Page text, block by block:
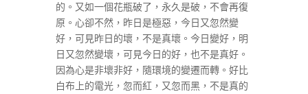
的。又如一個花瓶破了，永久是破，不會再復
原。心卻不然，昨日是極惡，今日又忽然變
好，可見昨日的壞，不是真壞。今日變好，明
日又忽然變壞，可見今日的好，也不是真好。
因為心是非壞非好，隨環境的變遷而轉。好比
白布上的電光，忽而紅，又忽而黑，不是真的